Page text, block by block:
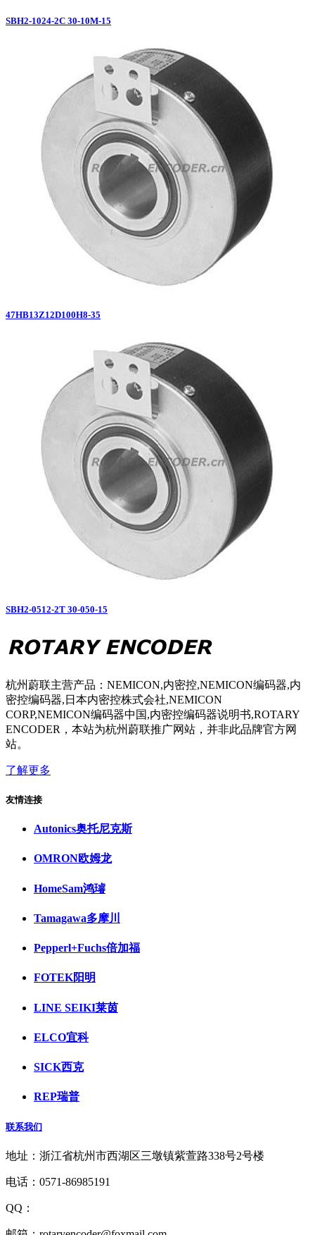
SBH2-1024-2C 30-10M-15
47HB13Z12D100H8-35
SBH2-0512-2T 30-050-15
杭州蔚联主营产品：NEMICON,内密控,NEMICON编码器,内
密控编码器,日本内密控株式会社,NEMICON
CORP,NEMICON编码器中国,内密控编码器说明书,ROTARY
ENCODER，本站为杭州蔚联推广网站，并非此品牌官方网
站。
了解更多
友情连接
Autonics奥托尼克斯
OMRON欧姆龙
HomeSam鸿璿
Tamagawa多摩川
Pepperl+Fuchs倍加福
FOTEK阳明
LINE SEIKI莱茵
ELCO宜科
SICK西克
REP瑞普
联系我们
地址：浙江省杭州市西湖区三墩镇紫萱路338号2号楼
电话：0571-86985191
QQ：